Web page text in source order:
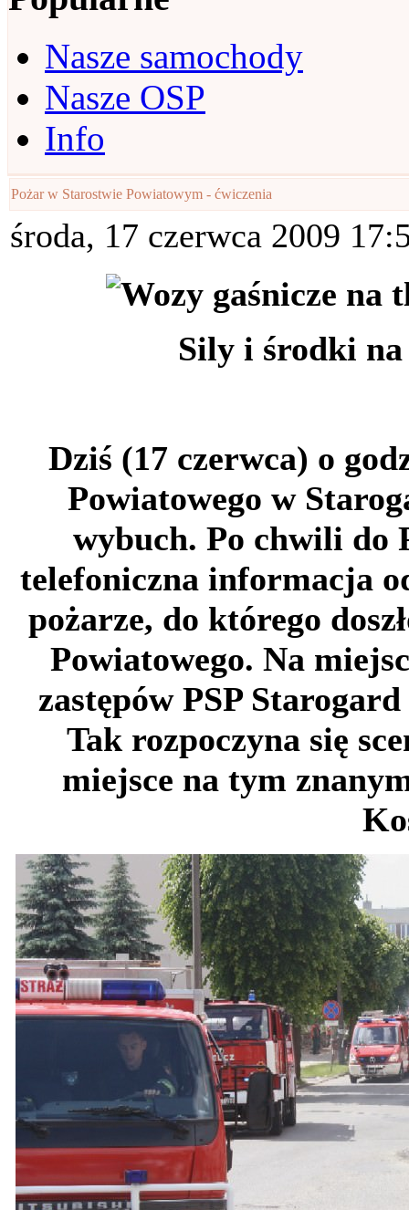
Nasze samochody
Nasze OSP
Info
Pożar w Starostwie Powiatowym - ćwiczenia
środa, 17 czerwca 2009
Sily i środki
Dziś (17 czerwca) o
Powiatowego w
wybuch. Po chwili do
telefoniczna informacja
pożarze, do którego
Powiatowego. Na
zastępów PSP
Tak rozpoczyna się
miejsce na tym